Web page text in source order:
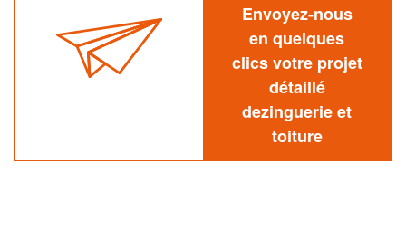
Envoyez-nous
en quelques
clics votre projet
détaillé
dezinguerie et
toiture